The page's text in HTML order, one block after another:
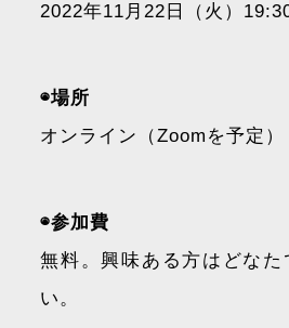
2022年11月22日（火）
◉場所
オンライン（Zoomを予定）
◉参加費
無料。興味ある方はどなた
い。